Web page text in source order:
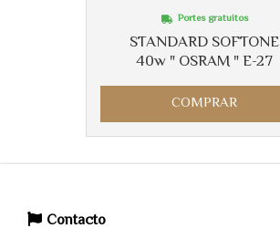
STANDARD SOFTONE
40w " OSRAM " E-27
Portes gratuitos
COMPRAR
Contacto